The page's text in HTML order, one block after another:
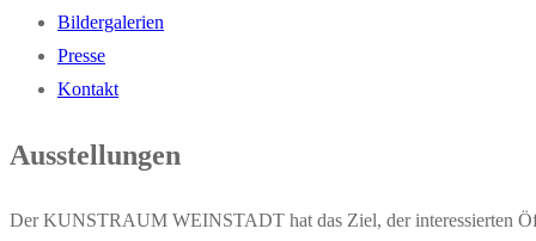
Bil­der­ga­le­rien
Pres­se
Kon­takt
Aus­stel­lun­gen
Der KUNST­RAUM WEIN­STADT hat das Ziel, der inter­es­sier­ten